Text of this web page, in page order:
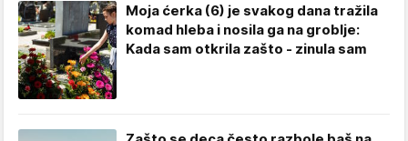
Moja ćerka (6) je svakog dana tražila
komad hleba i nosila ga na groblje:
Kada sam otkrila zašto - zinula sam